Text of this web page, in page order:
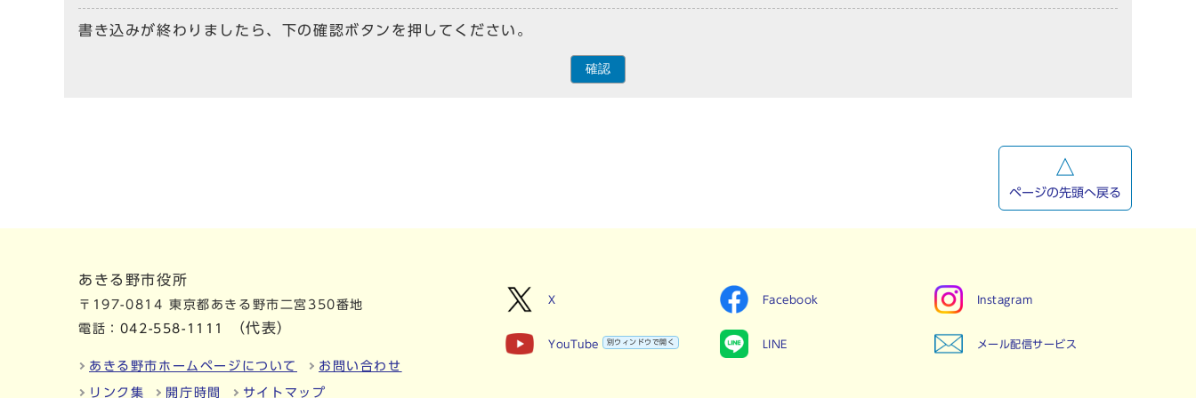
書き込みが終わりましたら、下の確認ボタンを押してください。
確認
ページの先頭へ戻る
あきる野市役所
〒197-0814 東京都あきる野市二宮350番地
電話： 042-558-1111 （代表）
あきる野市ホームページについて お問い合わせ
リンク集 開庁時間 サイトマップ
X Facebook Instagram
YouTube 別ウィンドウで開く LINE メール配信サービス